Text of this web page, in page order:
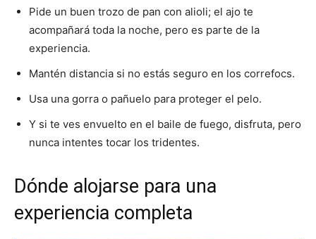
Pide un buen trozo de pan con alioli; el ajo te
acompañará toda la noche, pero es parte de la
experiencia.
Mantén distancia si no estás seguro en los correfocs.
Usa una gorra o pañuelo para proteger el pelo.
Y si te ves envuelto en el baile de fuego, disfruta, pero
nunca intentes tocar los tridentes.
Dónde alojarse para una
experiencia completa